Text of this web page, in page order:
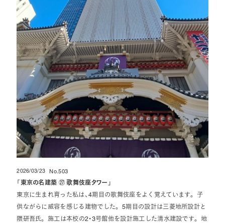
「 東京の名建築 ㉗ 歌舞伎座タワー 」
東京に生まれ育った私は、4期目の歌舞伎座をよく覚えています。 子
供ながらに威容を感じる建物でした。 5期目の設計は三菱地所設計と
隈研吾氏。 施工は本校の2・3号館他を設計施工した清水建設です。 地
2026/03/23 No.503